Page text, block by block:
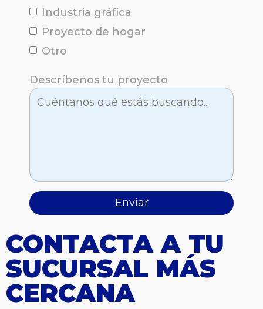
Industria gráfica
Proyecto de hogar
Otro
Descríbenos tu proyecto
CONTACTA A TU
SUCURSAL MÁS
CERCANA​